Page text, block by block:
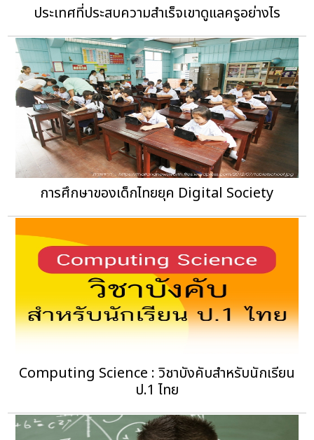
ประเทศที่ประสบความสำเร็จเขาดูแลครูอย่างไร
การศึกษาของเด็กไทยยุค Digital Society
Computing Science : วิชาบังคับสำหรับนักเรียน
ป.1 ไทย